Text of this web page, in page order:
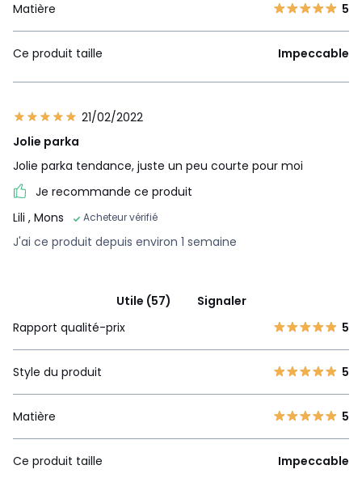
Matière 5
Ce produit taille Impeccable
21/02/2022
Jolie parka
Jolie parka tendance, juste un peu courte pour moi
Je recommande ce produit
Lili , Mons Acheteur vérifié
J'ai ce produit depuis environ 1 semaine
Utile (57)
Signaler
Rapport qualité-prix
5
Style du produit 5
Matière 5
Ce produit taille Impeccable